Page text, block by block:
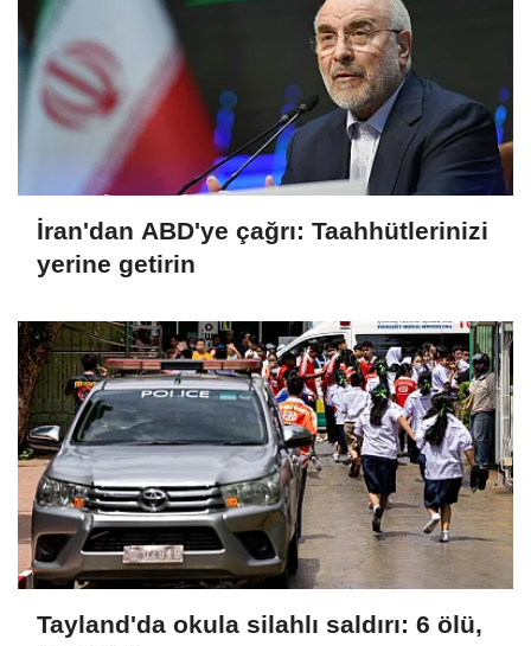
İran'dan ABD'ye çağrı: Taahhütlerinizi
yerine getirin
Tayland'da okula silahlı saldırı: 6 ölü,